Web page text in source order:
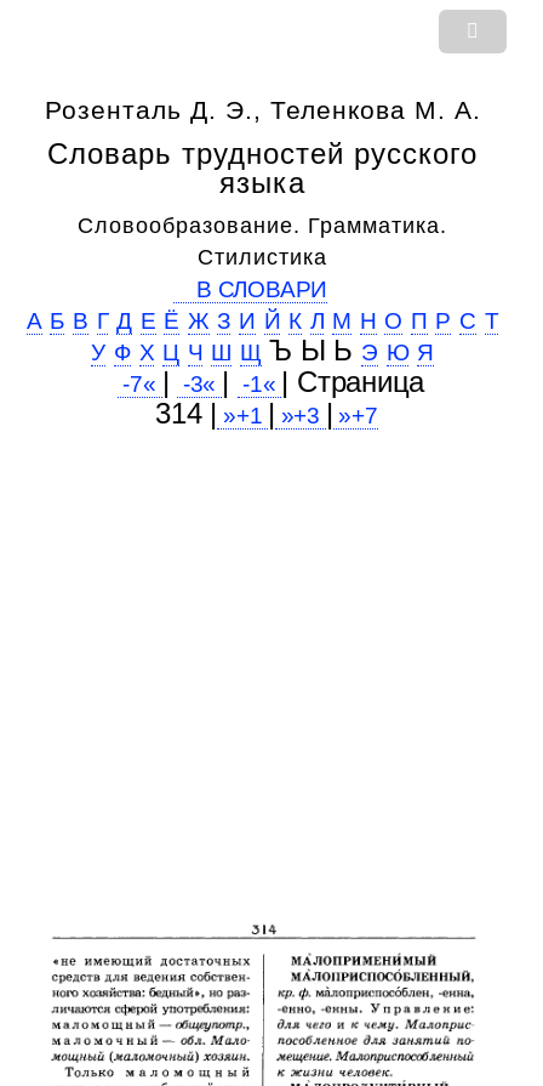
Розенталь Д. Э., Теленкова М. А.
Словарь трудностей русского
языка
Словообразование. Грамматика.
Стилистика
В СЛОВАРИ
А Б В Г Д Е Ё Ж З И Й К Л М Н О П Р С Т
У Ф Х Ц Ч Ш Щ Ъ Ы Ь Э Ю Я
-7« | -3« | -1« | Cтраница
314 | »+1 | »+3 | »+7